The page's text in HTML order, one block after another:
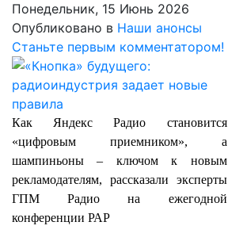
Понедельник, 15 Июнь 2026
Опубликовано в Наши анонсы
Станьте первым комментатором!
Как Яндекс Радио становится
«цифровым приемником», а
шампиньоны – ключом к новым
рекламодателям, рассказали эксперты
ГПМ Радио на ежегодной
конференции РАР